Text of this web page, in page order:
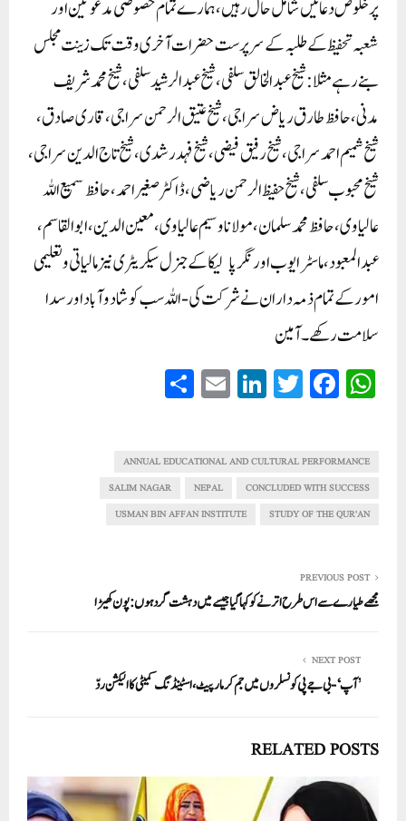
پرخلوص دعائیں شامل حال رہیں، ہمارے تمام خصوصی مدعوئین اور
شعبہ تحفیظ کے طلبہ کے سرپرست حضرات آخری وقت تک زینت مجلس
بنےرہے مثلا:شیخ عبد الخالق سلفی، شیخ عبد الرشید سلفی، شیخ محمدشریف
مدنی، حافظ طارق ریاض سراجی، شیخ عتیق الرحمن سراجی، قاری صادق،
شیخ شمیم احمد سراجی، شیخ رفیق فیضی، شیخ فہد رشدی، شیخ تاج الدین سراجی،
شیخ محبوب سلفی، شیخ حفیظ الرحمن ریاضی، ڈاکٹر صغیر احمد، حافظ سمیع اللہ
عالیاوی، حافظ محمد سلمان، مولانا وسیم عالیاوی،معین الدین، ابوالقاسم،
عبد المعبود، ماسٹر ایوب اورنگر پالیکا کے جنرل سیکریٹری نیز مالیاتی و تعلیمی
امور کے تمام ذمہ داران نے شرکت کی-اللہ سب کو شاد و آباد اور سدا
سلامت رکھے۔ آمین
W
ha
A
pp
Fa
ce
ok
T
wi
r
Li
nk
In
E
m
ANNUAL EDUCATIONAL AND CULTURAL PERFORMANCE
CONCLUDED WITH SUCCESS
NEPAL
SALIM NAGAR
STUDY OF THE QUR'AN
USMAN BIN AFFAN INSTITUTE
PREVIOUS POST
مجھے طیارے سے اس طرح اترنے کو کہا گیا جیسے میں دہشت گرد ہوں: پون کھیڑا
NEXT POST
’آپ‘-بی جے پی کونسلروں میں جم کر مارپیٹ، اسٹینڈنگ کمیٹی کا الیکشن ردّ
RELATED POSTS